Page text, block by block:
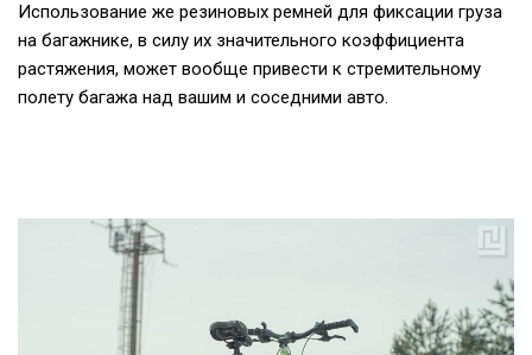
Использование же резиновых ремней для фиксации груза
на багажнике, в силу их значительного коэффициента
растяжения, может вообще привести к стремительному
полету багажа над вашим и соседними авто.